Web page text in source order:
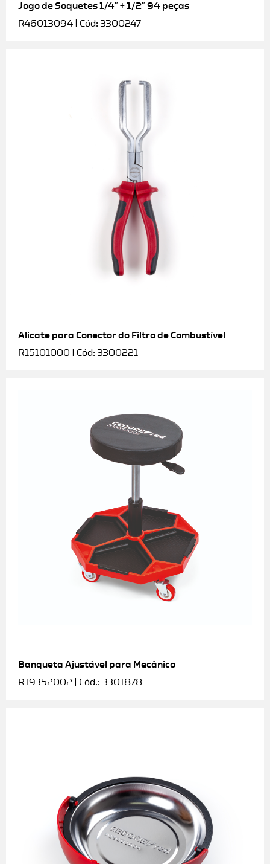
Jogo de Soquetes 1/4″ + 1/2″ 94 peças
R46013094 | Cód: 3300247
Alicate para Conector do Filtro de Combustível
R15101000 | Cód: 3300221
Banqueta Ajustável para Mecânico
R19352002 | Cód.: 3301878